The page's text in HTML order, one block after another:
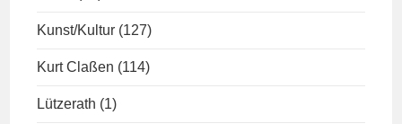
Kunst/Kultur (127)
Kurt Claßen (114)
Lützerath (1)